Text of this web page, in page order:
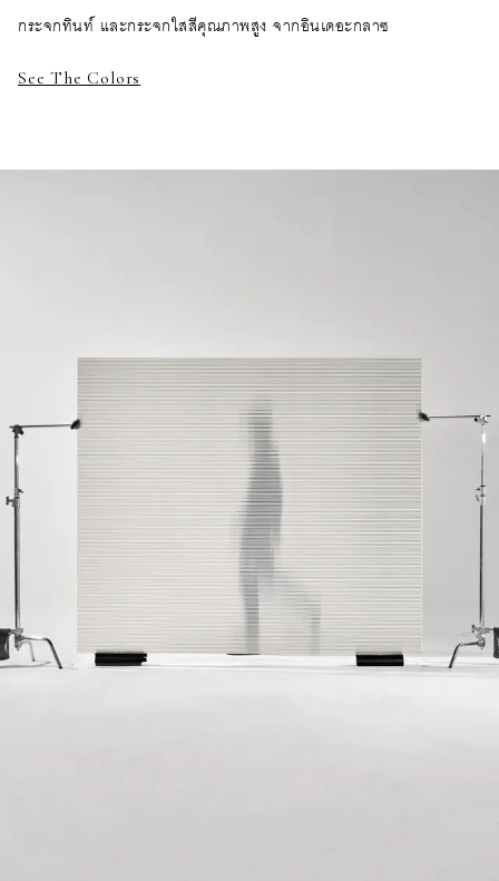
กระจกทินท์ และกระจกใสสีคุณภาพสูง จากอินเดอะกลาซ
See The Colors